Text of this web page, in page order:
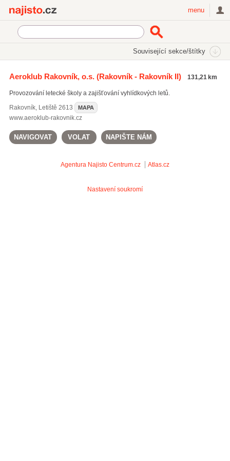
menu
Související sekce/štítky
Letiště (29)
Aerotaxi (15)
Aeroklub Rakovník, o.s.(Rakovník - Rakovník II) 131,21 km
Provozování letecké školy a zajišťování vyhlídkových letů.
Rakovník, Letiště 2613 MAPA
www.aeroklub-rakovnik.cz
NAVIGOVAT VOLAT NAPIŠTE NÁM
Agentura Najisto Centrum.cz Atlas.cz
Nastavení soukromí